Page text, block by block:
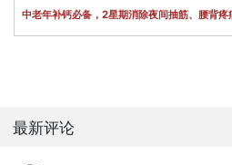
中老年补钙必备，2星期消除夜间抽筋、腰背
最新评论